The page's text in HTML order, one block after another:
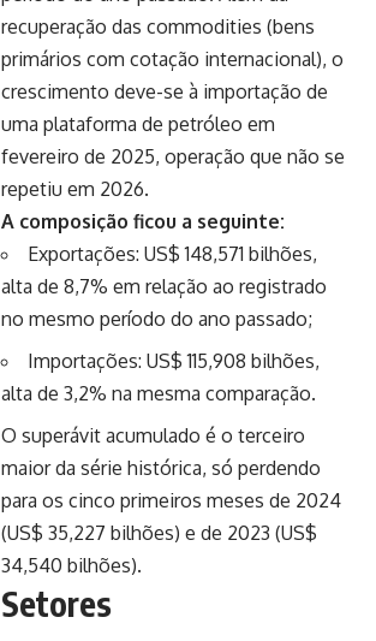
recuperação das commodities (bens
primários com cotação internacional), o
crescimento deve-se à importação de
uma plataforma de petróleo em
fevereiro de 2025, operação que não se
repetiu em 2026.
A composição ficou a seguinte:
Exportações: US$ 148,571 bilhões,
alta de 8,7% em relação ao registrado
no mesmo período do ano passado;
Importações: US$ 115,908 bilhões,
alta de 3,2% na mesma comparação.
O superávit acumulado é o terceiro
maior da série histórica, só perdendo
para os cinco primeiros meses de 2024
(US$ 35,227 bilhões) e de 2023 (US$
34,540 bilhões).
Setores